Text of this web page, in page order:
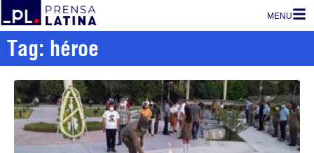
MENU
Tag: héroe